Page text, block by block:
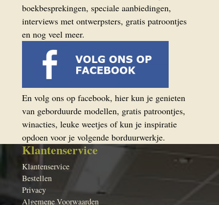
boekbesprekingen, speciale aanbiedingen,
interviews met ontwerpsters, gratis patroontjes
en nog veel meer.
En volg ons op facebook, hier kun je genieten
van geborduurde modellen, gratis patroontjes,
winacties, leuke weetjes of kun je inspiratie
opdoen voor je volgende borduurwerkje.
Klantenservice
Klantenservice
Bestellen
Privacy
Algemene Voorwaarden